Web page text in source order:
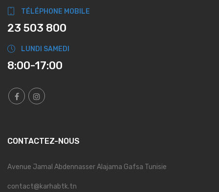
TÉLÉPHONE MOBILE
23 503 800
LUNDI SAMEDI
8:00-17:00
CONTACTEZ-NOUS
Avenue Jamal Abdennasser Alajama Gafsa Tunisie
contact@karhabtk.tn